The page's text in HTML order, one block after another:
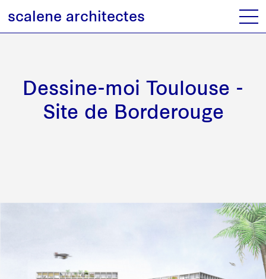
scalene architectes
Dessine-moi Toulouse -
Site de Borderouge